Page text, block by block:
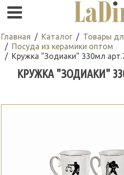
Главная Каталог
Товары
Посуда из керамики оптом
Кружка "Зодиаки" 330мл
КРУЖКА "ЗОДИАКИ"